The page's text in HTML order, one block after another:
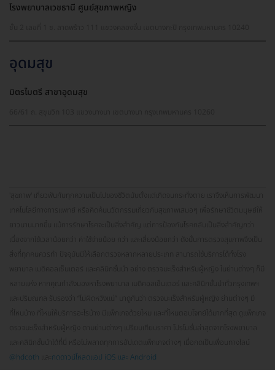
โรงพยาบาลเวชธานี ศูนย์สุขภาพหญิง
อุดมสุข
มิตรไมตรี สาขาอุดมสุข
'สุขภาพ' เกี่ยวพันกับทุกความเป็นไปของชีวิตนับตั้งแต่เกิดจนกระทั่งตาย เราจึงเห็นการพัฒนา
เทคโนโลยีทางการแพทย์ หรือคิดค้นนวัตกรรมเกี่ยวกับสุขภาพเสมอๆ เพื่อรักษาชีวิตมนุษย์ให้
ยาวนานมากขึ้น แม้การรักษาโรคจะเป็นสิ่งสำคัญ แต่การป้องกันโรคกลับเป็นสิ่งสำคัญกว่า
สิ่งที่ทุกคนควรทำ ปัจจุบันมีให้เลือกตรวจหลากหลายประเภท สามารถใช้บริการได้ทั้งโรง
พยาบาล เมดิคอลเซ็นเตอร์ และคลินิกชั้นนำ อย่าง ตรวจมะเร็งสำหรับผู้หญิง ในย่านต่างๆ ก็มี
หลายแห่ง หากคุณกำลังมองหาโรงพยาบาล เมดิคอลเซ็นเตอร์ และคลินิกชั้นนำทั่วกรุงเทพฯ
และปริมณฑล รับรองว่า “ไม่ผิดหวังแน่” มาดูกันว่า ตรวจมะเร็งสำหรับผู้หญิง ย่านต่างๆ มี
ที่ไหนบ้าง ที่ไหนให้บริการอะไรบ้าง มีแพ็กเกจด้วยไหม และที่ไหนตอบโจทย์ได้มากที่สุด ดูแพ็กเกจ
ตรวจมะเร็งสำหรับผู้หญิง ตามย่านต่างๆ เปรียบเทียบราคา โปรโมชั่นล่าสุดจากโรงพยาบาล
และคลินิกชั้นนำได้ที่นี่ หรือไม่พลาดทุกการอัปเดตแพ็กเกจต่างๆ เมื่อกดเป็นเพื่อนทางไลน์
@hdcoth
กดดาวน์โหลดแอป iOS และ Android